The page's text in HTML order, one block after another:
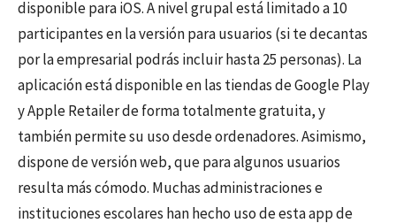
disponible para iOS. A nivel grupal está limitado a 10
participantes en la versión para usuarios (si te decantas
por la empresarial podrás incluir hasta 25 personas). La
aplicación está disponible en las tiendas de Google Play
y Apple Retailer de forma totalmente gratuita, y
también permite su uso desde ordenadores. Asimismo,
dispone de versión web, que para algunos usuarios
resulta más cómodo. Muchas administraciones e
instituciones escolares han hecho uso de esta app de